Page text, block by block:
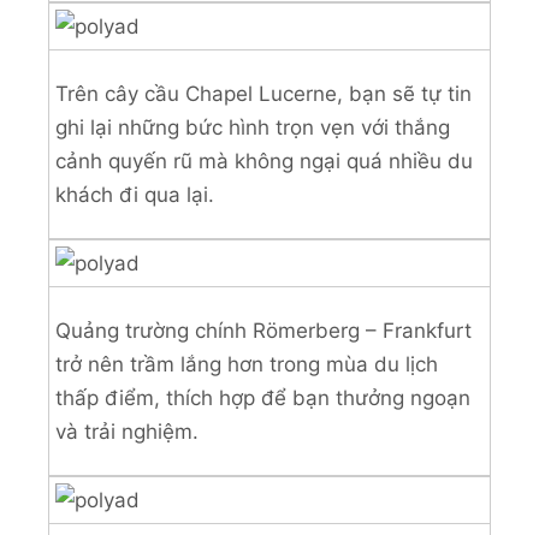
Trên cây cầu Chapel Lucerne, bạn sẽ tự tin
ghi lại những bức hình trọn vẹn với thắng
cảnh quyến rũ mà không ngại quá nhiều du
khách đi qua lại.
Quảng trường chính Römerberg – Frankfurt
trở nên trầm lắng hơn trong mùa du lịch
thấp điểm, thích hợp để bạn thưởng ngoạn
và trải nghiệm.